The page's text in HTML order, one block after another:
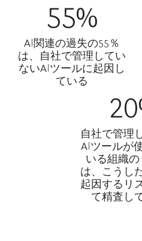
55%
AI関連の過失の55％
は、自社で管理してい
ないAIツールに起因し
ている
自社で管理
AIツールが
いる組織の
は、こうし
起因するリ
て精査し